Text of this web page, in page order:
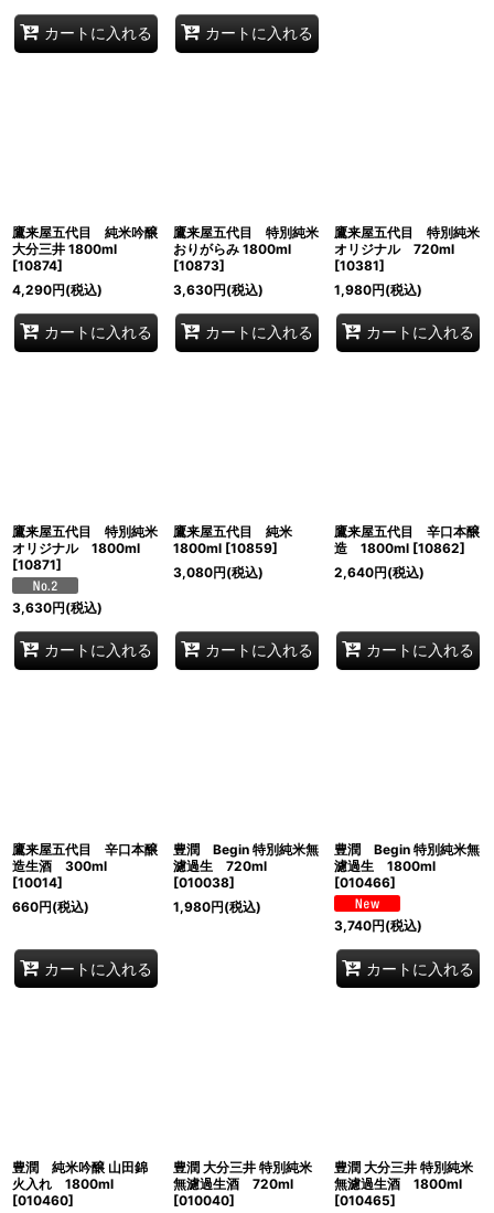
カートに入れる カートに入れる
鷹来屋五代目 純米吟醸
大分三井 1800ml
[10874]
4,290円(税込)
カートに入れる
鷹来屋五代目 特別純米
おりがらみ 1800ml
[10873]
3,630円(税込)
カートに入れる
鷹来屋五代目 特別純米
オリジナル 720ml
[10381]
1,980円(税込)
カートに入れる
鷹来屋五代目 特別純米
オリジナル 1800ml
[10871]
3,630円(税込)
カートに入れる
鷹来屋五代目 純米
1800ml [10859]
3,080円(税込)
カートに入れる
鷹来屋五代目 辛口本醸
造 1800ml [10862]
2,640円(税込)
カートに入れる
鷹来屋五代目 辛口本醸
造生酒 300ml
[10014]
660円(税込)
カートに入れる
豊潤 Begin 特別純米無
濾過生 720ml
[010038]
1,980円(税込)
豊潤 Begin 特別純米無
濾過生 1800ml
[010466]
3,740円(税込)
カートに入れる
豊潤 純米吟醸 山田錦
火入れ 1800ml
[010460]
豊潤 大分三井 特別純米
無濾過生酒 720ml
[010040]
豊潤 大分三井 特別純米
無濾過生酒 1800ml
[010465]